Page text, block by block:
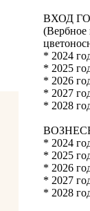
ВХОД
(Вербное
* 2024
* 2025
* 2026
* 2027
* 2028
* 2024
* 2025
* 2026
* 2027
* 2028